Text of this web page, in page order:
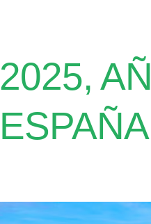
2025,
ESPAÑA